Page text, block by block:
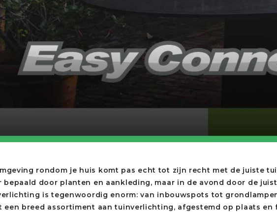
rondom je huis komt pas echt tot zijn recht met de juiste
bepaald door planten en aankleding, maar in de avond door de
is tegenwoordig enorm: van inbouwspots tot
een breed assortiment aan tuinverlichting, afgestemd op plaats en